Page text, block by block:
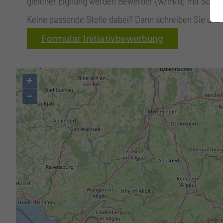
Keine passende Stelle dabei? Dann schreiben Sie
Formular Initiativbewerbung
+
−